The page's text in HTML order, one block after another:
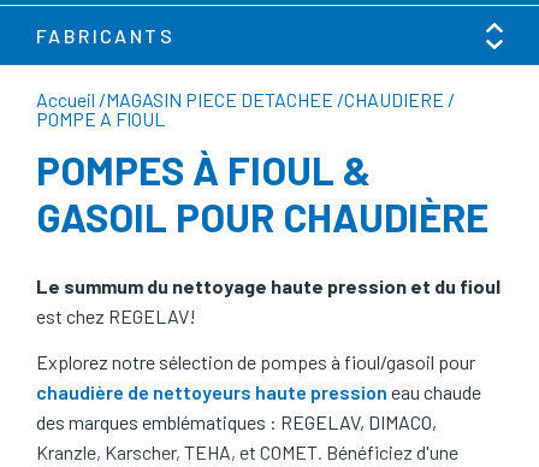
Accueil /MAGASIN PIECE DETACHEE /CHAUDIERE /
POMPE A FIOUL
FABRICANTS
POMPES À FIOUL &
GASOIL POUR CHAUDIÈRE
Le summum du nettoyage haute pression et du fioul
est chez REGELAV!
Explorez notre sélection de pompes à fioul/gasoil pour
chaudière de nettoyeurs haute pression eau chaude
des marques emblématiques : REGELAV, DIMACO,
Kranzle, Karscher, TEHA, et COMET. Bénéficiez d'une